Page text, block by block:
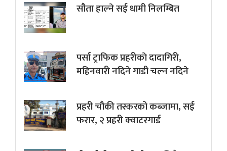
सौता हाल्ने सई धामी निलम्बित
पर्सा ट्राफिक प्रहरीकाे दादागिरी,
महिनवारी नदिने गाडी चल्न नदिने
प्रहरी चौकी तस्करको कब्जामा, सई
फरार, २ प्रहरी क्वाटरगार्ड